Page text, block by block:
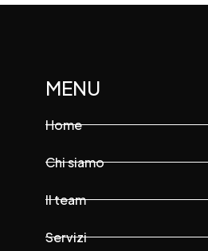
MENU
Home
Chi siamo
Il team
Servizi